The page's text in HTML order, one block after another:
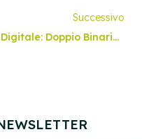
Successivo
Fir Digitale: Doppio Binario Fino Al 15 Settembre 2026